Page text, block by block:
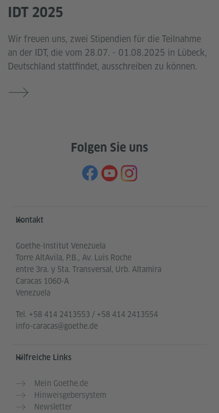
IDT 2025
Wir freuen uns, zwei Stipendien für die Teilnahme
an der IDT, die vom 28.07. - 01.08.2025 in Lübeck,
Deutschland stattfindet, ausschreiben zu können.
Folgen Sie uns
Service- und Informationsbereich
Kontakt
Goethe-Institut Venezuela
Torre AltAvila, P.B., Av. Luis Roche
entre 3ra. y 5ta. Transversal, Urb. Altamira
Caracas 1060-A
Venezuela
Tel. +58 414 2413553 / +58 414 2413554
info-caracas@goethe.de
Hilfreiche Links
Mein Goethe.de
Hinweisgebersystem
Newsletter